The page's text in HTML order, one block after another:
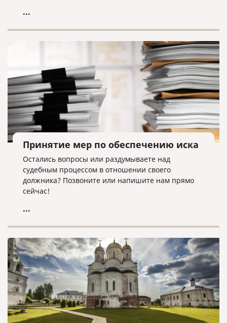
...
Принятие мер по обеспечению иска
Остались вопросы или раздумываете над
судебным процессом в отношении своего
должника? Позвоните или напишите нам прямо
сейчас!
...